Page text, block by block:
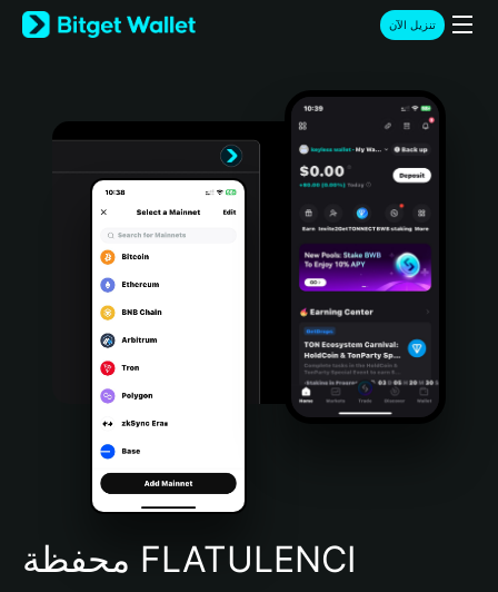
English
日本語
Türkçe
Português (Portugal)
Bahasa Indonesia
Português (Brasil)
Español (Argentina)
تنزيل الآن
محفظة FLATULENCI